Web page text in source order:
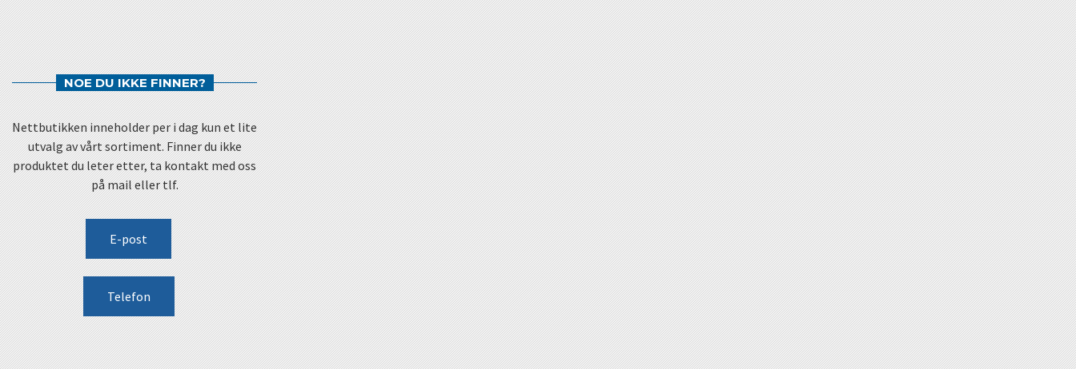
NOE DU IKKE FINNER?
Nettbutikken inneholder per i dag kun et lite
utvalg av vårt sortiment. Finner du ikke
produktet du leter etter, ta kontakt med oss
på mail eller tlf.
E-post
Telefon